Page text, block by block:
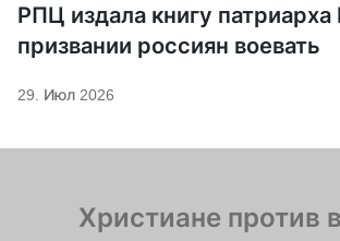
РПЦ издала книгу
призвании россиян воевать
29. Июл 2026
Христиане против